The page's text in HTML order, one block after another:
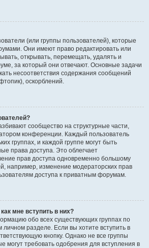
(или группы пользователей), которые
Они имеют право редактировать или
открывать, перемещать, удалять и
за который они отвечают. Основные задачи
несоответствия содержания сообщений
оскорблений.
сообщество на структурные части,
конференции. Каждый пользователь
группах, и каждой группе могут быть
права доступа. Это облегчает
прав доступа одновременно большому
например, изменение модераторских прав
доступа к приватным форумам.
мне вступить в них?
обо всех существующих группах по
разделе. Если вы хотите вступить в
кнопку. Однако не все группы
могут требовать одобрения для вступления в